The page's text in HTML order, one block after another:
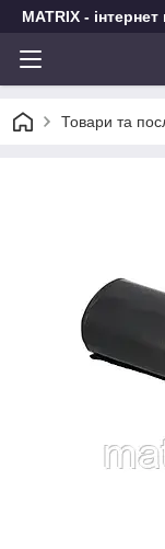
MATRIX -
Товари та